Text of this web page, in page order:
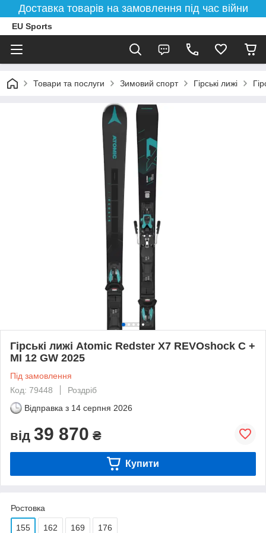
Доставка товарів на замовлення під час війни
EU Sports
Товари та послуги Зимовий спорт Гірські лижі
Гірські лижі Atomic Redster X7 REVOshock C +
MI 12 GW 2025
Під замовлення
Код: 79448
Роздріб
Відправка з 14 серпня 2026
від 39 870 ₴
Купити
Ростовка
155 162 169 176